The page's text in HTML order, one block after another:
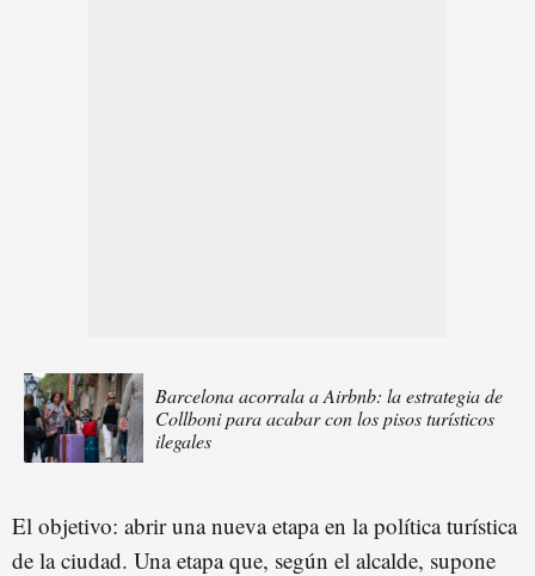
Barcelona acorrala a Airbnb: la estrategia de
Collboni para acabar con los pisos turísticos
ilegales
El objetivo: abrir una nueva etapa en la política turística
de la ciudad. Una etapa que, según el alcalde, supone